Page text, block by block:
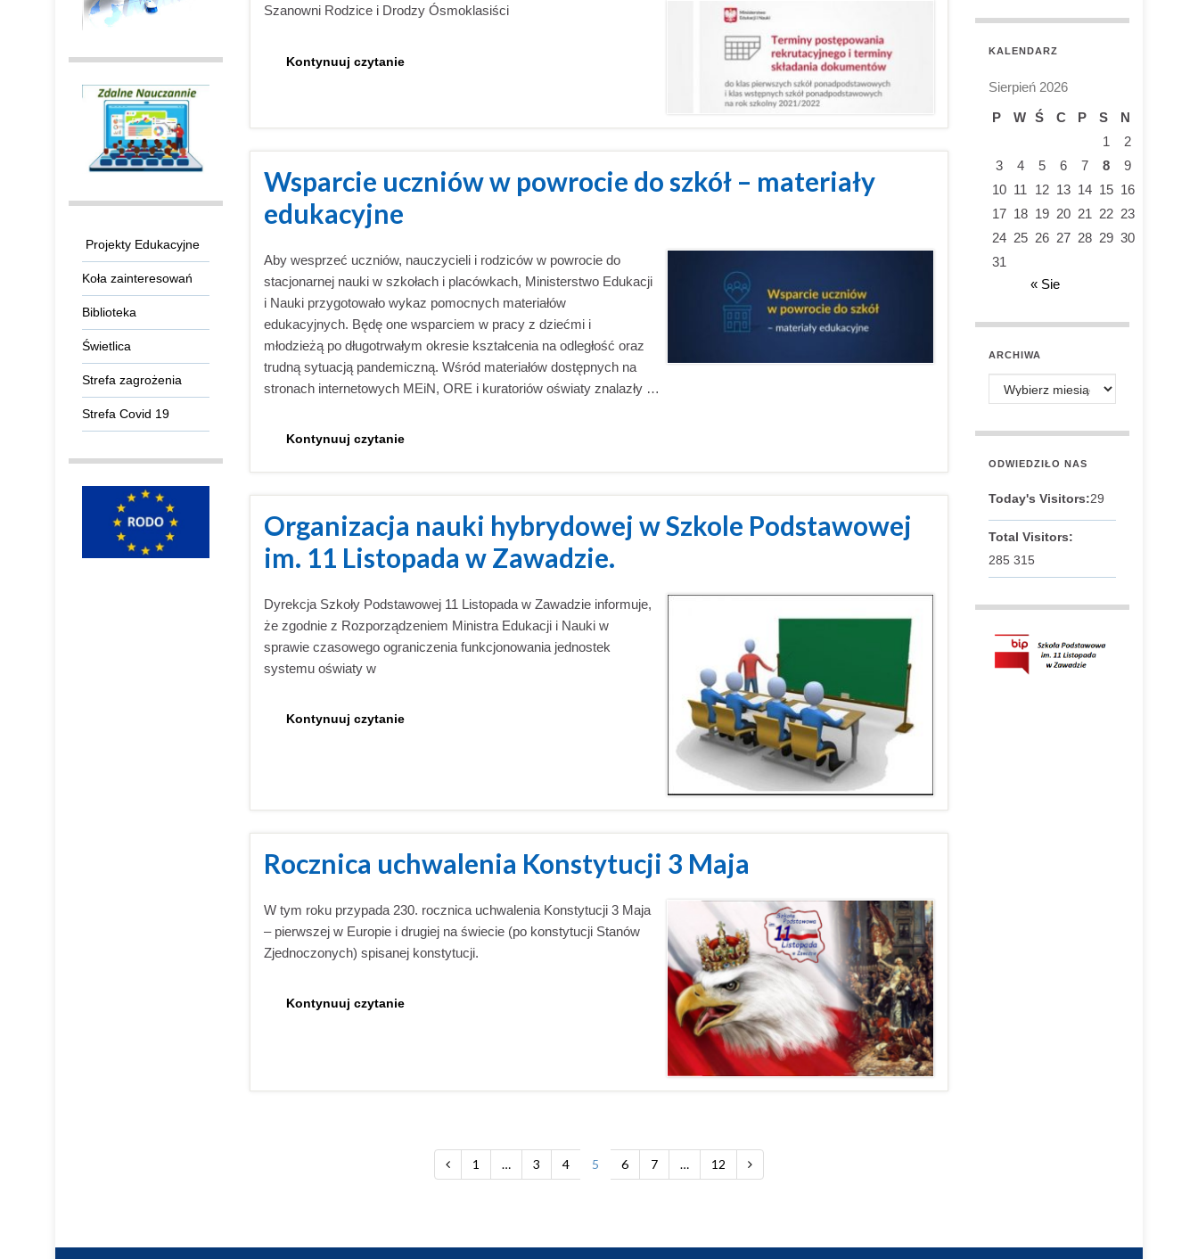
Szanowni Rodzice i Drodzy Ósmoklasiści
Kontynuuj czytanie
Wsparcie uczniów w powrocie do szkół – materiały
edukacyjne
Aby wesprzeć uczniów, nauczycieli i rodziców w powrocie do
stacjonarnej nauki w szkołach i placówkach, Ministerstwo Edukacji
i Nauki przygotowało wykaz pomocnych materiałów
edukacyjnych. Będę one wsparciem w pracy z dziećmi i
młodzieżą po długotrwałym okresie kształcenia na odległość oraz
trudną sytuacją pandemiczną. Wśród materiałów dostępnych na
stronach internetowych MEiN, ORE i kuratoriów oświaty znalazły …
Kontynuuj czytanie
Organizacja nauki hybrydowej w Szkole Podstawowej
im. 11 Listopada w Zawadzie.
Dyrekcja Szkoły Podstawowej 11 Listopada w Zawadzie informuje,
że zgodnie z Rozporządzeniem Ministra Edukacji i Nauki w
sprawie czasowego ograniczenia funkcjonowania jednostek
systemu oświaty w
Kontynuuj czytanie
Rocznica uchwalenia Konstytucji 3 Maja
W tym roku przypada 230. rocznica uchwalenia Konstytucji 3 Maja
– pierwszej w Europie i drugiej na świecie (po konstytucji Stanów
Zjednoczonych) spisanej konstytucji.
Kontynuuj czytanie
1 … 3 4 5 6 7 … 12
Projekty Edukacyjne
Koła zainteresowań
Biblioteka
Świetlica
Strefa zagrożenia
Strefa Covid 19
KALENDARZ
Sierpień 2026
P
W Ś C P S
N
1
2
3
4 5 6 7 8
9
10 11 12 13 14 15 16
17 18 19 20 21 22 23
24 25 26 27 28 29 30
31
« Sie
ARCHIWA
Archiwa
ODWIEDZIŁO NAS
Today's Visitors:29
Total Visitors:
285 315